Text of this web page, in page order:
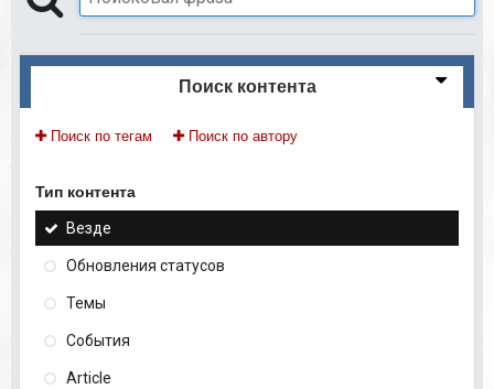
Поиск контента
Поиск по тегам Поиск по автору
Тип контента
Везде
Обновления статусов
Темы
События
Article